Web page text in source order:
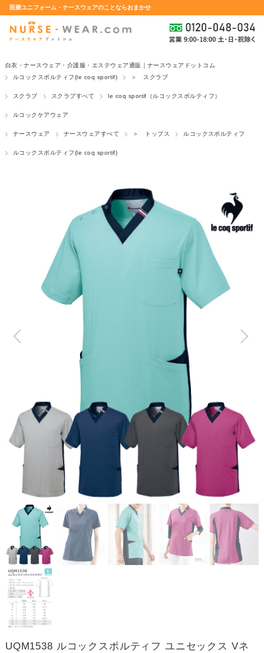
医療ユニフォーム・ナースウェアのことならおまかせ
白衣・ナースウェア・介護服・エステウェア通販｜ナースウェアドットコム
ルコックスポルティフ(le coq sportif)
＞ スクラブ
スクラブ スクラブすべて le coq sportif（ルコックスポルティフ）
ルコックケアウェア
ナースウェア ナースウェアすべて ＞ トップス ルコックスポルティフ
ルコックスポルティフ(le coq sportif)
UQM1538 ルコックスポルティフ ユニセックス Vネ